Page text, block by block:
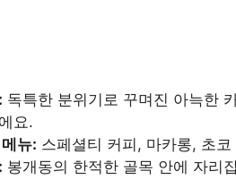
독특한 분위기로 꾸며진 아늑한
요.
뉴: 스페셜티 커피, 마카롱, 초코
봉개동의 한적한 골목 안에 자리